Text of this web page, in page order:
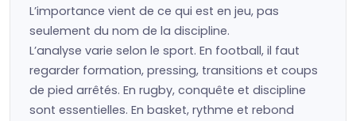
L’importance vient de ce qui est en jeu, pas
seulement du nom de la discipline.
L’analyse varie selon le sport. En football, il faut
regarder formation, pressing, transitions et coups
de pied arrêtés. En rugby, conquête et discipline
sont essentielles. En basket, rythme et rebond